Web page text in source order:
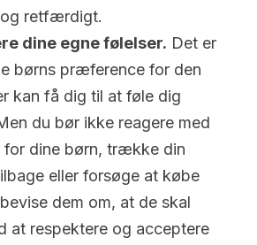
og retfærdigt.
dine egne følelser. Det er
børns præference for den
kan få dig til at føle dig
du bør ikke reagere med
for dine børn, trække din
eller forsøge at købe
dem om, at de skal
at respektere og acceptere